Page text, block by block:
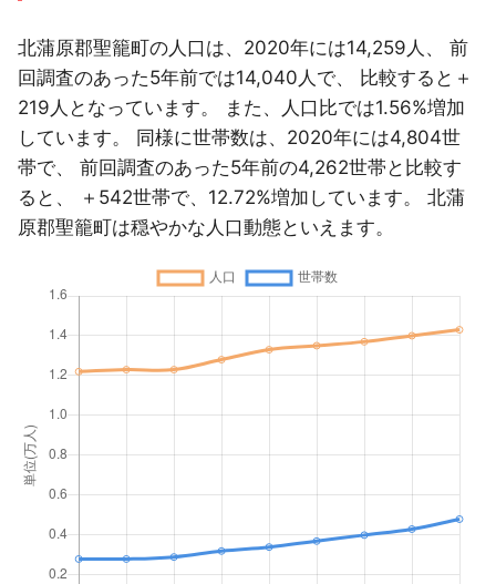
北蒲原郡聖籠町の人口は、2020年には14,259人、 前
回調査のあった5年前では14,040人で、 比較すると＋
219人となっています。 また、人口比では1.56%増加
しています。 同様に世帯数は、2020年には4,804世
帯で、 前回調査のあった5年前の4,262世帯と比較す
ると、 ＋542世帯で、12.72%増加しています。 北蒲
原郡聖籠町は穏やかな人口動態といえます。